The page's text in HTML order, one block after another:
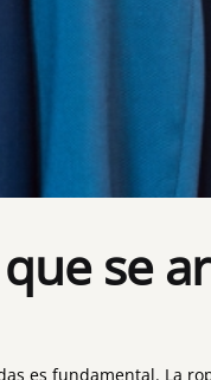
se
es fundamental. La